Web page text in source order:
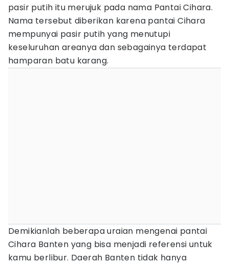
pasir putih itu merujuk pada nama Pantai Cihara.
Nama tersebut diberikan karena pantai Cihara
mempunyai pasir putih yang menutupi
keseluruhan areanya dan sebagainya terdapat
hamparan batu karang.
Demikianlah beberapa uraian mengenai pantai
Cihara Banten yang bisa menjadi referensi untuk
kamu berlibur. Daerah Banten tidak hanya